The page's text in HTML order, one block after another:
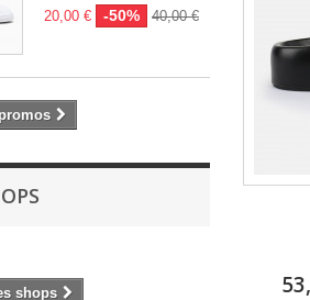
20,00 € -50% 40,00 €
shops